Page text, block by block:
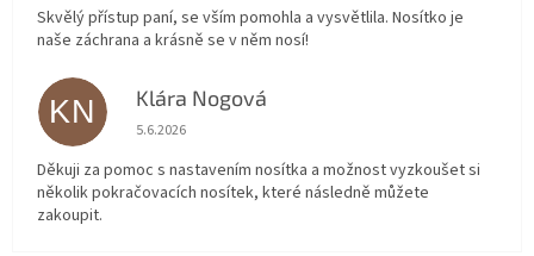
Skvělý přístup paní, se vším pomohla a vysvětlila. Nosítko je
naše záchrana a krásně se v něm nosí!
KN Klára Nogová
Hodnocení obchodu je 5 z 5 hvězdiček.
5.6.2026
Děkuji za pomoc s nastavením nosítka a možnost vyzkoušet si
několik pokračovacích nosítek, které následně můžete
zakoupit.